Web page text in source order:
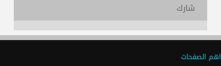
شارك
اهم الصفحات